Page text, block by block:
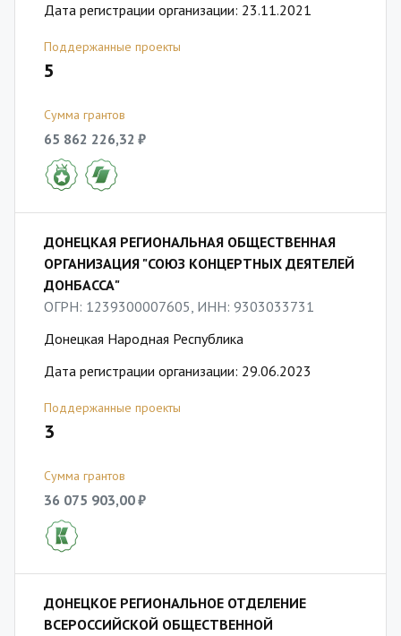
Дата регистрации организации: 23.11.2021
Поддержанные проекты
5
Сумма грантов
65 862 226,32 ₽
ДОНЕЦКАЯ РЕГИОНАЛЬНАЯ ОБЩЕСТВЕННАЯ
ОРГАНИЗАЦИЯ "СОЮЗ КОНЦЕРТНЫХ ДЕЯТЕЛЕЙ
ДОНБАССА"
ОГРН: 1239300007605, ИНН: 9303033731
Донецкая Народная Республика
Дата регистрации организации: 29.06.2023
Поддержанные проекты
3
Сумма грантов
36 075 903,00 ₽
ДОНЕЦКОЕ РЕГИОНАЛЬНОЕ ОТДЕЛЕНИЕ
ВСЕРОССИЙСКОЙ ОБЩЕСТВЕННОЙ